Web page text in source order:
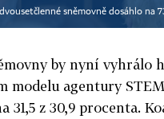
sněmovně dosáhlo na
by nyní vyhrálo
modelu agentury
31,5 z 30,9 procenta.